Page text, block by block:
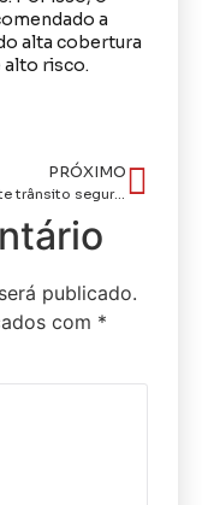
a
alta cobertura
alto risco.
PRÓXIMO
PRF debate trânsito seguro para mulheres em sessão especial na Câmara Municipal de Cabedelo-PB
publicado.
com *